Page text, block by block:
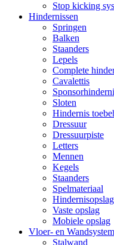
Stop kicking
Hindernissen
Springen
Balken
Staanders
Lepels
Complete
Cavalettis
Sloten
Hindernis
Dressuur
Dressuurpiste
Letters
Mennen
Kegels
Staanders
Spelmateriaal
Hindernisopslag
Vaste opslag
Mobiele opslag
Vloer- en
Stalwand